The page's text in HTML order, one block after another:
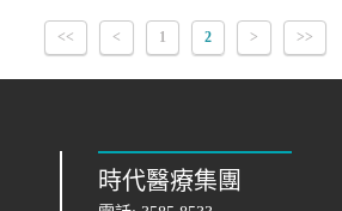
<< < 1 2 > >>
時代醫療集團